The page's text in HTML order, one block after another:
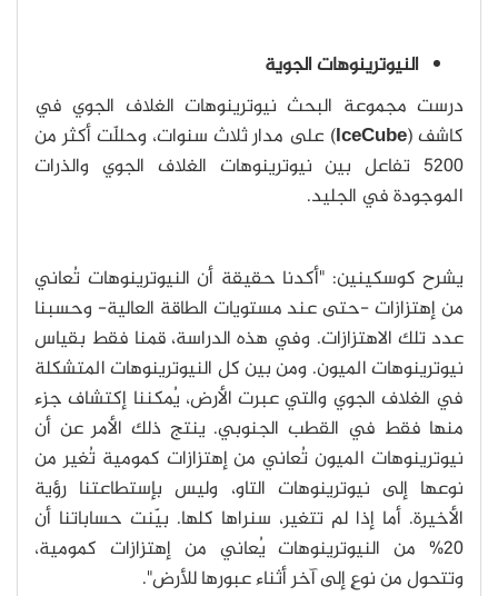
النيوترينوهات الجوية
درست مجموعة البحث نيوترينوهات الغلاف الجوي في
كاشف (IceCube) على مدار ثلاث سنوات، وحللّت أكثر من
5200 تفاعل بين نيوترينوهات الغلاف الجوي والذرات
الموجودة في الجليد.
يشرح كوسكينين: "أكدنا حقيقة أن النيوترينوهات تُعاني
من إهتزازات -حتى عند مستويات الطاقة العالية- وحسبنا
عدد تلك الاهتزازات. وفي هذه الدراسة، قمنا فقط بقياس
نيوترينوهات الميون. ومن بين كل النيوترينوهات المتشكلة
في الغلاف الجوي والتي عبرت الأرض، يُمكننا إكتشاف جزء
منها فقط في القطب الجنوبي. ينتج ذلك الأمر عن أن
نيوترينوهات الميون تُعاني من إهتزازات كمومية تُغير من
نوعها إلى نيوترينوهات التاو، وليس بإستطاعتنا رؤية
الأخيرة. أما إذا لم تتغير، سنراها كلها. بيّنت حساباتنا أن
20% من النيوترينوهات يُعاني من إهتزازات كمومية،
وتتحول من نوعٍ إلى آخر أثناء عبورها للأرض".